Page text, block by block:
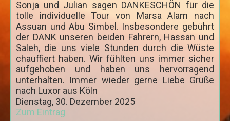
Ausflüge nach Kairo
Kairo 1 oder 2 Tage per Flug
Kairo 1 Tag mit dem Kleinbus
Kairo 2 Tage mit dem Kleinbus
Kairo und die Oase Fayum 3 Tage
Kairo und Alexandria 3 Tage
Abu Simbel und Assuan Individuell
Sonja und Julian sagen DANKESCHÖN für die
tolle individuelle Tour von Marsa Alam nach
Assuan und Abu Simbel. Insbesondere gebührt
der DANK unseren beiden Fahrern, Hassan und
Saleh, die uns viele Stunden durch die Wüste
chauffiert haben. Wir fühlten uns immer sicher
aufgehoben und haben uns hervorragend
unterhalten. Immer wieder gerne Liebe Grüße
nach Luxor aus Köln
Dienstag, 30. Dezember 2025
Zum Eintrag